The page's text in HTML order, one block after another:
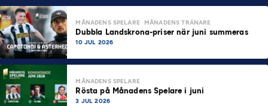
MÅNADENS SPELARE MÅNADENS TRÄNARE
Dubbla Landskrona-priser när juni summeras
10 JUL 2026
MÅNADENS SPELARE
Rösta på Månadens Spelare i juni
3 JUL 2026